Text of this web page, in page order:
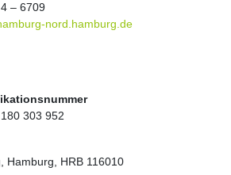
– 6709
nord.hamburg.de
303 952
Hamburg, HRB 116010